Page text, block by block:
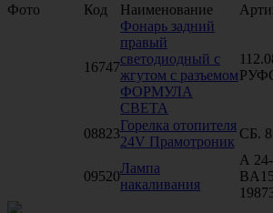
Фото Код Наименование
16747
Фонарь задний
правый
светодиодный с
жгутом с разъемом
ФОРМУЛА
СВЕТА
08823
Горелка отопителя
24V Прамотроник
СБ.
09520
Лампа
накаливания
А